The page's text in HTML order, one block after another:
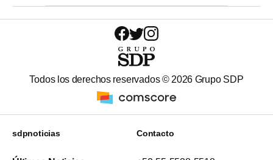
Todos los derechos reservados © 2026 Grupo SDP
sdpnoticias Contacto